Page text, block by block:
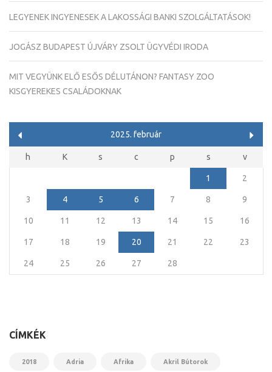
LEGYENEK INGYENESEK A LAKOSSÁGI BANKI SZOLGÁLTATÁSOK!
JOGÁSZ BUDAPEST ÚJVÁRY ZSOLT ÜGYVÉDI IRODA
MIT VEGYÜNK ELŐ ESŐS DÉLUTÁNON? FANTASY ZOO
KISGYEREKES CSALÁDOKNAK
2025. február
h K s c p s v
1 2
3 4 5 6 7 8 9
10 11 12 13 14 15 16
17 18 19 20 21 22 23
24 25 26 27 28
CÍMKÉK
2018 Adria Afrika Akril Bútorok